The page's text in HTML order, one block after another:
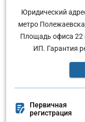
Юридический
метро
Площадь офиса 22
ИП. Гарантия
Первичная
регистрация